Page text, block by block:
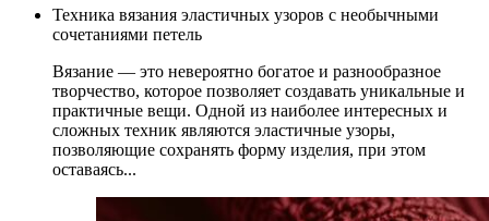
Техника вязания эластичных узоров с необычными
сочетаниями петель
Вязание — это невероятно богатое и разнообразное
творчество, которое позволяет создавать уникальные и
практичные вещи. Одной из наиболее интересных и
сложных техник являются эластичные узоры,
позволяющие сохранять форму изделия, при этом
оставаясь...